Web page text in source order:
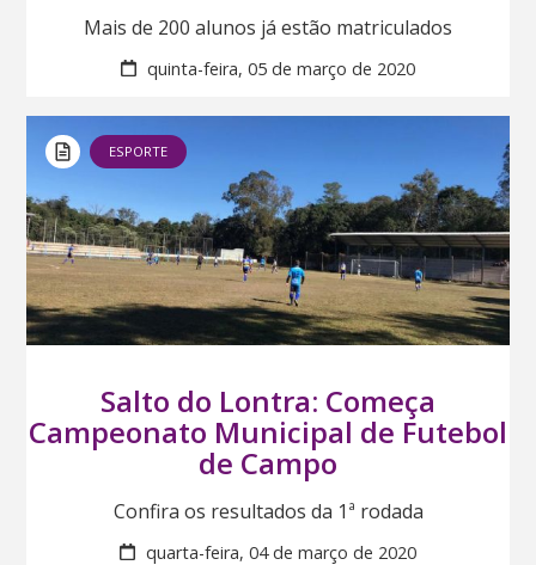
Mais de 200 alunos já estão matriculados
quinta-feira, 05 de março de 2020
ESPORTE
Salto do Lontra: Começa
Campeonato Municipal de Futebol
de Campo
Confira os resultados da 1ª rodada
quarta-feira, 04 de março de 2020